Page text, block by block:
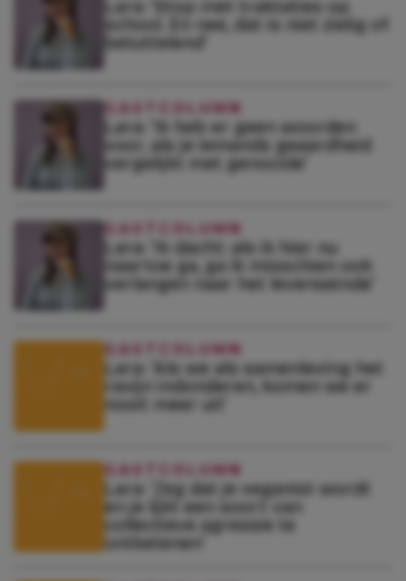
Lara: ‘Stop met traktaties op
school. En nee, dat is niet zielig of
betuttelend’
GASTCOLUMN
Lara: ‘Ik heb er geen woorden
voor, als je iemands geaardheid
vergelijkt met genocide’
GASTCOLUMN
Lara: ‘Ik dacht: als ik hier nu
naartoe ga, ga ik misschien ook
verlangen naar het levenseinde’
GASTCOLUMN
Lara: ‘Als we als samenleving het
ravijn indonderen, komen we er
nooit meer uit’
GASTCOLUMN
Lara: ‘Zeg dat je veganist wordt
en je lijkt een soort van
collectieve agressie te
ontketenen’